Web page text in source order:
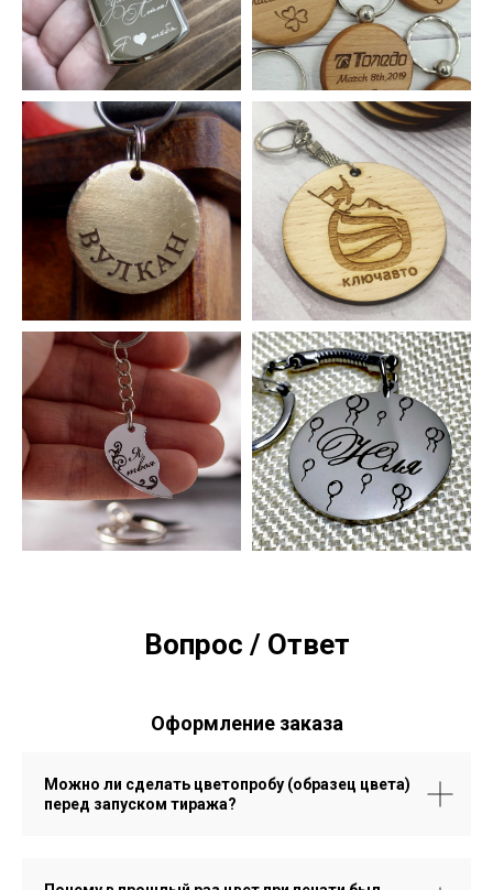
Вопрос / Ответ
Оформление заказа
Можно ли сделать цветопробу (образец цвета)
перед запуском тиража?